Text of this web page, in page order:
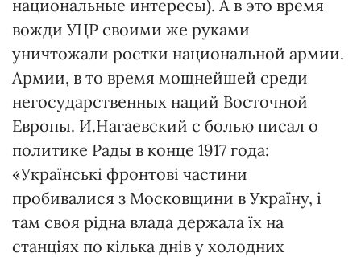
национальные интересы). А в это время
вожди УЦР своими же руками
уничтожали ростки национальной армии.
Армии, в то время мощнейшей среди
негосударственных наций Восточной
Европы. И.Нагаевский с болью писал о
политике Рады в конце 1917 года:
«Українські фронтові частини
пробивалися з Московщини в Україну, і
там своя рідна влада держала їх на
станціях по кілька днів у холодних